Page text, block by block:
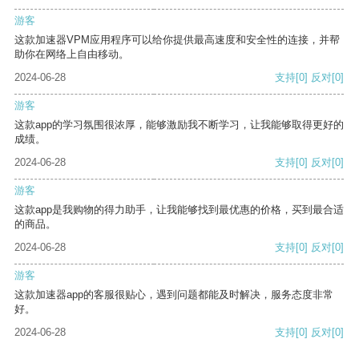
游客
这款加速器VPM应用程序可以给你提供最高速度和安全性的连接，并帮
助你在网络上自由移动。
2024-06-28
支持[0] 反对[0]
游客
这款app的学习氛围很浓厚，能够激励我不断学习，让我能够取得更好的
成绩。
2024-06-28
支持[0] 反对[0]
游客
这款app是我购物的得力助手，让我能够找到最优惠的价格，买到最合适
的商品。
2024-06-28
支持[0] 反对[0]
游客
这款加速器app的客服很贴心，遇到问题都能及时解决，服务态度非常
好。
2024-06-28
支持[0] 反对[0]